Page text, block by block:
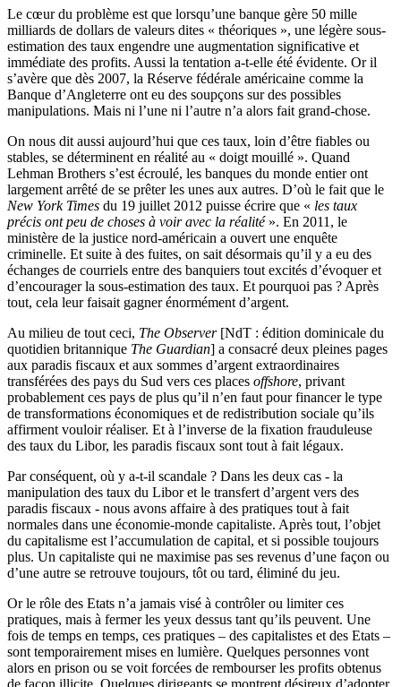
Le cœur du problème est que lorsqu’une banque gère 50 mille
milliards de dollars de valeurs dites « théoriques », une légère sous-
estimation des taux engendre une augmentation significative et
immédiate des profits. Aussi la tentation a-t-elle été évidente. Or il
s’avère que dès 2007, la Réserve fédérale américaine comme la
Banque d’Angleterre ont eu des soupçons sur des possibles
manipulations. Mais ni l’une ni l’autre n’a alors fait grand-chose.
On nous dit aussi aujourd’hui que ces taux, loin d’être fiables ou
stables, se déterminent en réalité au « doigt mouillé ». Quand
Lehman Brothers s’est écroulé, les banques du monde entier ont
largement arrêté de se prêter les unes aux autres. D’où le fait que le
New York Times du 19 juillet 2012 puisse écrire que « les taux
précis ont peu de choses à voir avec la réalité». En 2011, le
ministère de la justice nord-américain a ouvert une enquête
criminelle. Et suite à des fuites, on sait désormais qu’il y a eu des
échanges de courriels entre des banquiers tout excités d’évoquer et
d’encourager la sous-estimation des taux. Et pourquoi pas ? Après
tout, cela leur faisait gagner énormément d’argent.
Au milieu de tout ceci, The Observer[NdT : édition dominicale du
quotidien britannique The Guardian] a consacré deux pleines pages
aux paradis fiscaux et aux sommes d’argent extraordinaires
transférées des pays du Sud vers ces places offshore, privant
probablement ces pays de plus qu’il n’en faut pour financer le type
de transformations économiques et de redistribution sociale qu’ils
affirment vouloir réaliser. Et à l’inverse de la fixation frauduleuse
des taux du Libor, les paradis fiscaux sont tout à fait légaux.
Par conséquent, où y a-t-il scandale ? Dans les deux cas - la
manipulation des taux du Libor et le transfert d’argent vers des
paradis fiscaux - nous avons affaire à des pratiques tout à fait
normales dans une économie-monde capitaliste. Après tout, l’objet
du capitalisme est l’accumulation de capital, et si possible toujours
plus. Un capitaliste qui ne maximise pas ses revenus d’une façon ou
d’une autre se retrouve toujours, tôt ou tard, éliminé du jeu.
Or le rôle des Etats n’a jamais visé à contrôler ou limiter ces
pratiques, mais à fermer les yeux dessus tant qu’ils peuvent. Une
fois de temps en temps, ces pratiques – des capitalistes et des Etats –
sont temporairement mises en lumière. Quelques personnes vont
alors en prison ou se voit forcées de rembourser les profits obtenus
de façon illicite. Quelques dirigeants se montrent désireux d’adopter